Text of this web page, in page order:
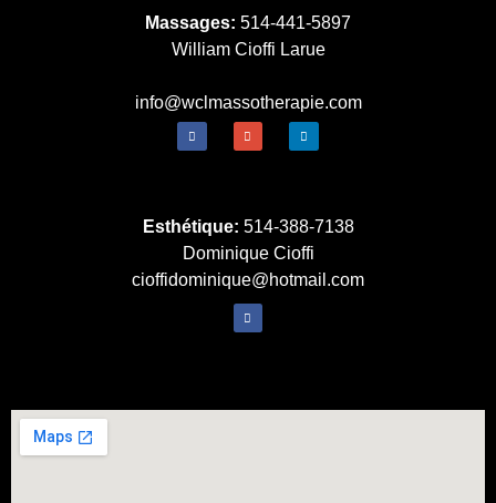
Massages: 514-441-5897
William Cioffi Larue
info@wclmassotherapie.com
Esthétique: 514-388-7138
Dominique Cioffi
cioffidominique@hotmail.com